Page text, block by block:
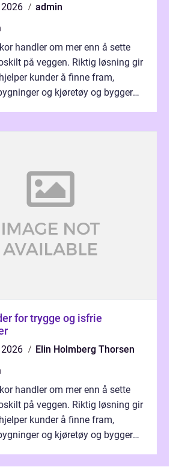
admin
handler om mer enn å sette
på veggen. Riktig løsning gir
kunder å finne fram,
og kjøretøy og bygger
for trygge og isfrie
Elin Holmberg Thorsen
handler om mer enn å sette
på veggen. Riktig løsning gir
kunder å finne fram,
og kjøretøy og bygger